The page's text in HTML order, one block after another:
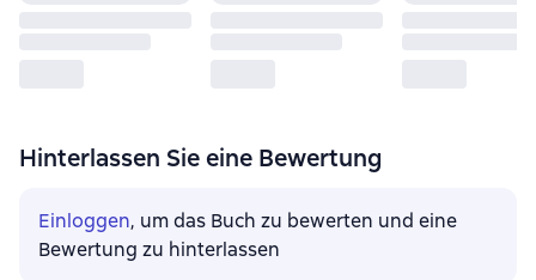
Hinterlassen Sie eine Bewertung
Einloggen, um das Buch zu bewerten und eine
Bewertung zu hinterlassen